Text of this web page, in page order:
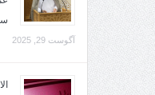
آگوست 29, 2025